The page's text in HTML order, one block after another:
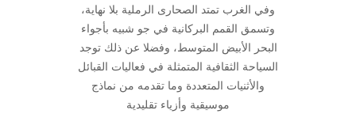
وفي الغرب تمتد الصحارى الرملية بلا نهاية،
وتسمق القمم البركانية في جو شبيه بأجواء
البحر الأبيض المتوسط، وفضلا عن ذلك توجد
السياحة الثقافية المتمثلة في فعاليات القبائل
والأثنيات المتعددة وما تقدمه من نماذج
موسيقية وأزياء تقليدية